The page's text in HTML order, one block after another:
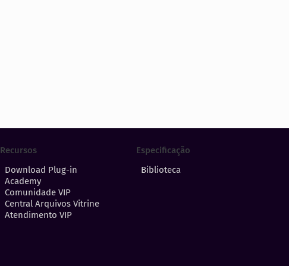
Recursos
Download Plug-in
Academy
Comunidade VIP
Central Arquivos Vitrine
Atendimento VIP
Especificação
Biblioteca